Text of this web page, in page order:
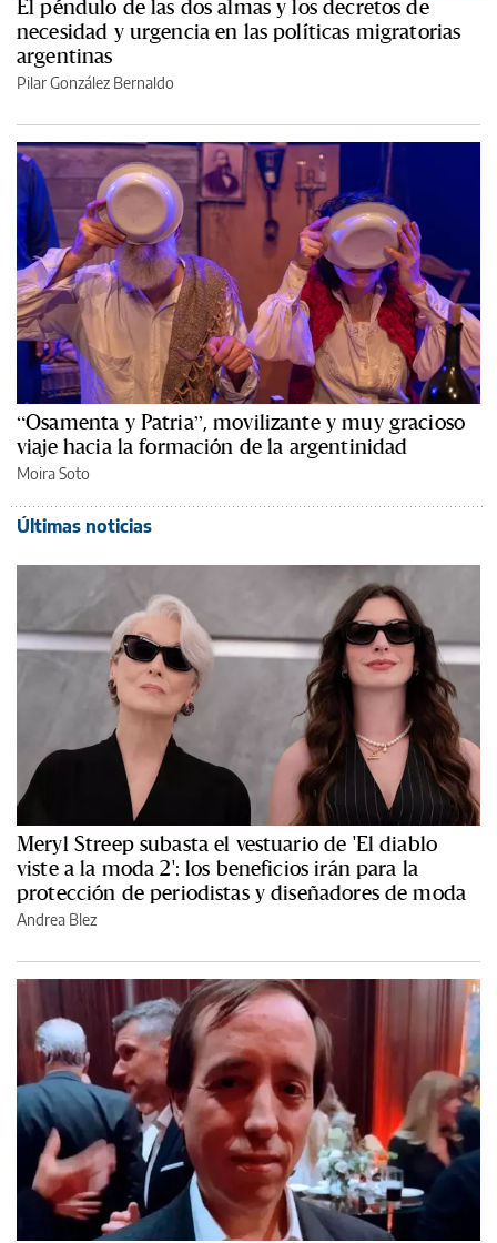
El péndulo de las dos almas y los decretos de
necesidad y urgencia en las políticas migratorias
argentinas
Pilar González Bernaldo
“Osamenta y Patria”, movilizante y muy gracioso
viaje hacia la formación de la argentinidad
Moira Soto
Últimas noticias
Meryl Streep subasta el vestuario de 'El diablo
viste a la moda 2': los beneficios irán para la
protección de periodistas y diseñadores de moda
Andrea Blez